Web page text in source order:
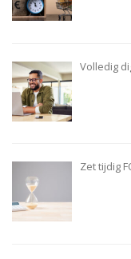
Volledig
Zet tijdig